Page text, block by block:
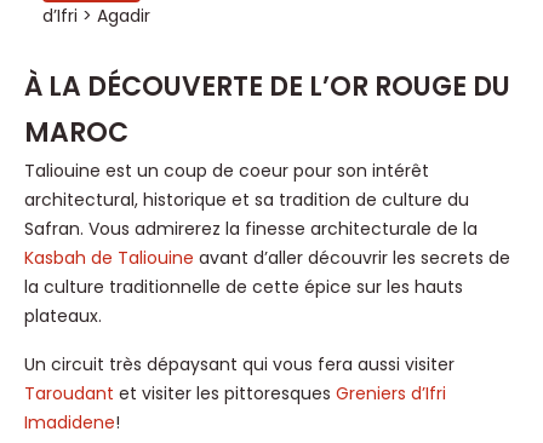
d’Ifri > Agadir
À LA DÉCOUVERTE DE L’OR ROUGE DU
MAROC
Taliouine est un coup de coeur pour son intérêt
architectural, historique et sa tradition de culture du
Safran. Vous admirerez la finesse architecturale de la
Kasbah de Taliouine avant d’aller découvrir les secrets de
la culture traditionnelle de cette épice sur les hauts
plateaux.
Un circuit très dépaysant qui vous fera aussi visiter
Taroudant et visiter les pittoresques Greniers d’Ifri
Imadidene!